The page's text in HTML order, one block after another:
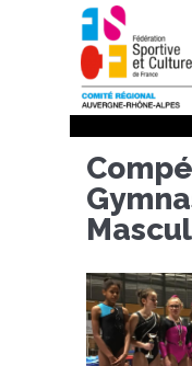
Aller
au
contenu
principal